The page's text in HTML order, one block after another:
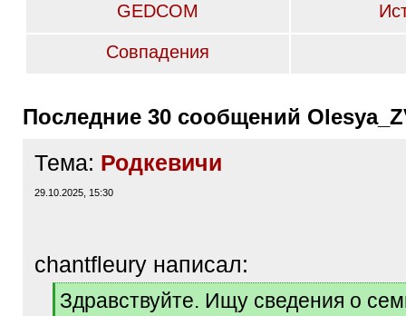
GEDCOM
Совпадения
Последние 30 сообщений
Тема: Родкевичи
29.10.2025, 15:30
chantfleury написал:
[
q
Здравствуйте. Ищу сведения о